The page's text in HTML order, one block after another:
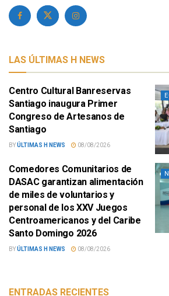
LAS ÚLTIMAS H NEWS
Centro Cultural Banreservas
Santiago inaugura Primer
Congreso de Artesanos de
Santiago
BYÚLTIMAS H NEWS 08/08/2026
Comedores Comunitarios de
DASAC garantizan alimentación
de miles de voluntarios y
personal de los XXV Juegos
Centroamericanos y del Caribe
Santo Domingo 2026
BYÚLTIMAS H NEWS 08/08/2026
ENTRADAS RECIENTES